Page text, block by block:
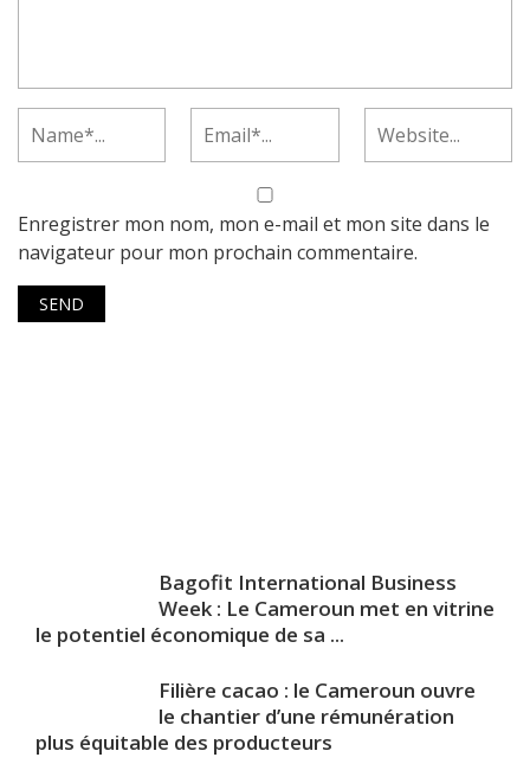
Enregistrer mon nom, mon e-mail et mon site dans le
navigateur pour mon prochain commentaire.
Bagofit International Business
Week : Le Cameroun met en vitrine
le potentiel économique de sa ...
Filière cacao : le Cameroun ouvre
le chantier d’une rémunération
plus équitable des producteurs